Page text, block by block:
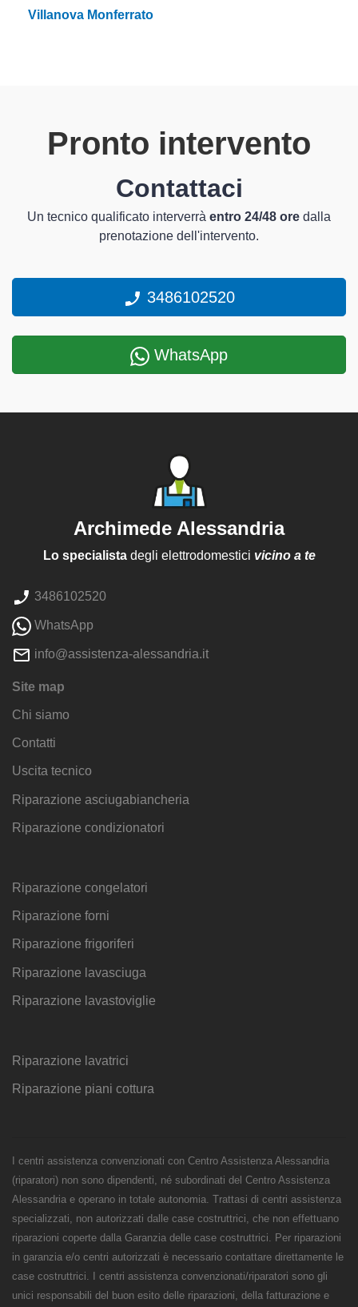
Villanova Monferrato
Pronto intervento
Contattaci
Un tecnico qualificato interverrà entro 24/48 ore dalla
prenotazione dell'intervento.
3486102520
WhatsApp
Archimede Alessandria
Lo specialistadegli elettrodomestici vicino a te
3486102520
WhatsApp
info@assistenza-alessandria.it
Site map
Chi siamo
Contatti
Uscita tecnico
Riparazione asciugabiancheria
Riparazione condizionatori
Riparazione congelatori
Riparazione forni
Riparazione frigoriferi
Riparazione lavasciuga
Riparazione lavastoviglie
Riparazione lavatrici
Riparazione piani cottura
I centri assistenza convenzionati con Centro Assistenza Alessandria
(riparatori) non sono dipendenti, né subordinati del Centro Assistenza
Alessandria e operano in totale autonomia. Trattasi di centri assistenza
specializzati, non autorizzati dalle case costruttrici, che non effettuano
riparazioni coperte dalla Garanzia delle case costruttrici. Per riparazioni
in garanzia e/o centri autorizzati è necessario contattare direttamente le
case costruttrici. I centri assistenza convenzionati/riparatori sono gli
unici responsabili del buon esito delle riparazioni, della fatturazione e